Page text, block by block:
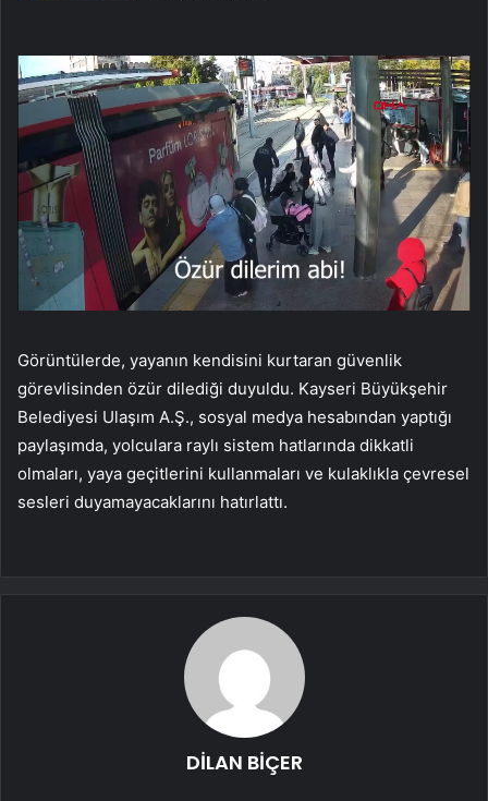
Görüntülerde, yayanın kendisini kurtaran güvenlik
görevlisinden özür dilediği duyuldu. Kayseri Büyükşehir
Belediyesi Ulaşım A.Ş., sosyal medya hesabından yaptığı
paylaşımda, yolculara raylı sistem hatlarında dikkatli
olmaları, yaya geçitlerini kullanmaları ve kulaklıkla çevresel
sesleri duyamayacaklarını hatırlattı.
DİLAN BİÇER